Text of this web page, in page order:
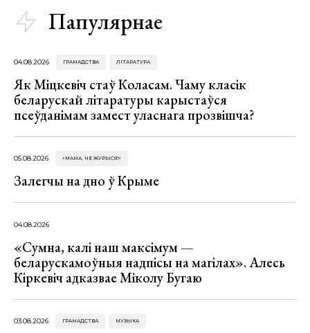
Папулярнае
04.08.2026 ГРАМАДСТВА ЛІТАРАТУРА
Як Міцкевіч стаў Коласам. Чаму класік
беларускай літаратуры карыстаўся
псеўданімам замест уласнага прозвішча?
05.08.2026 «МАМА, НЕ ЖУРЫСЯ!»
Залегчы на дно ў Крыме
04.08.2026
«Сумна, калі наш максімум —
беларускамоўныя надпісы на магілах». Алесь
Кіркевіч адказвае Міколу Бугаю
03.08.2026 ГРАМАДСТВА МУЗЫКА